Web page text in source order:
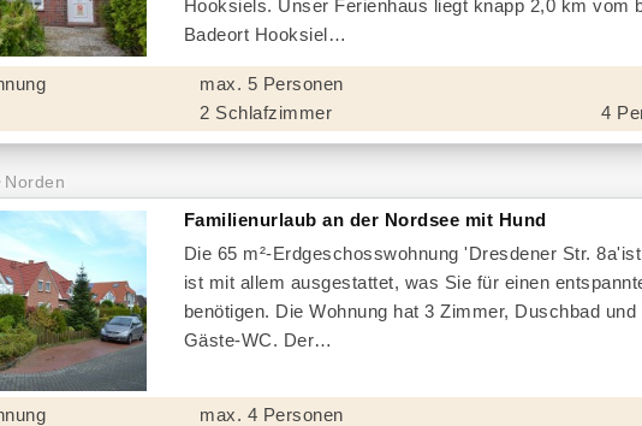
Hooksiels. Unser Ferienhaus liegt knapp 2,0 km vom
Badeort Hooksiel
max. 5 Personen
2 Schlafzimmer
4
Norden
Familienurlaub an der Nordsee mit Hund
Die 65 m²-Erdgeschosswohnung 'Dresdener Str.
ist mit allem ausgestattet, was Sie für einen
benötigen. Die Wohnung hat 3 Zimmer, Duschbad und
Gäste-WC. Der
max. 4 Personen